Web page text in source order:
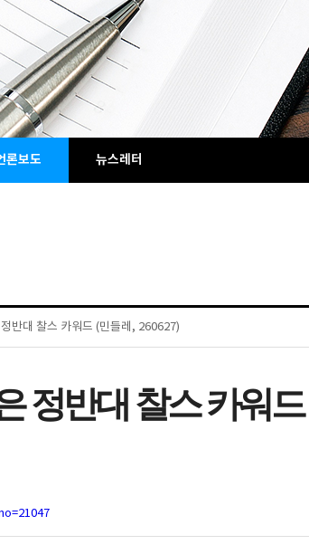
론보도 뉴스레터
반대 찰스 카워드 (민들레, 260627)
정반대 찰스 카워드